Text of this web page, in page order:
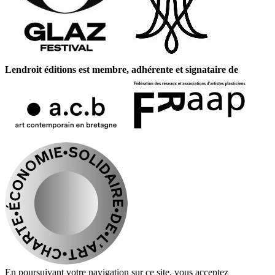
Lendroit éditions est membre, adhérente et signataire de
En poursuivant votre navigation sur ce site, vous acceptez